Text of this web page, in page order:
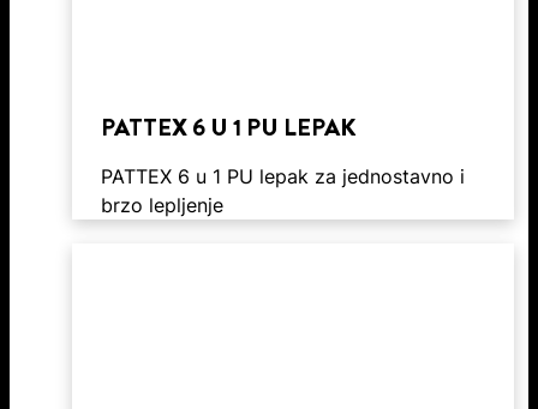
PATTEX 6 U 1 PU LEPAK
PATTEX 6 u 1 PU lepak za jednostavno i
brzo lepljenje